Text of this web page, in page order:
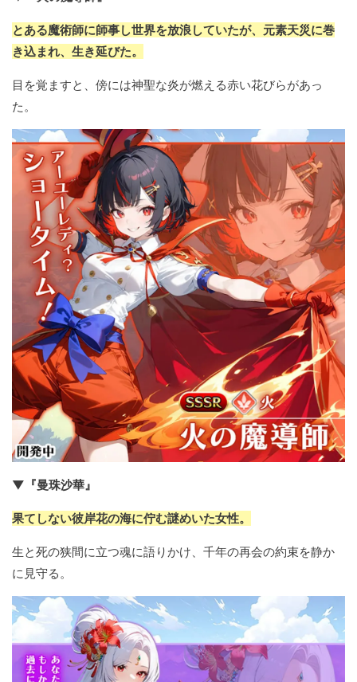
とある魔術師に師事し世界を放浪していたが、元素天災に巻
き込まれ、生き延びた。
目を覚ますと、傍には神聖な炎が燃える赤い花びらがあっ
た。
▼『曼珠沙華』
果てしない彼岸花の海に佇む謎めいた女性。
生と死の狭間に立つ魂に語りかけ、千年の再会の約束を静か
に見守る。